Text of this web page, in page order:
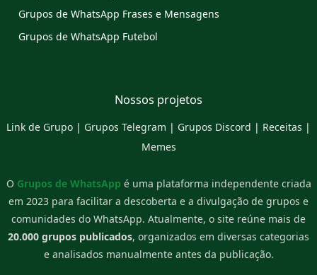
Grupos de WhatsApp Frases e Mensagens
Grupos de WhatsApp Futebol
Nossos projetos
Link de Grupo | Grupos Telegram | Grupos Discord | Receitas |
Memes
O Grupos de WhatsApp é uma plataforma independente criada
em 2023 para facilitar a descoberta e a divulgação de grupos e
comunidades do WhatsApp. Atualmente, o site reúne mais de
20.000 grupos publicados, organizados em diversas categorias
e analisados manualmente antes da publicação.